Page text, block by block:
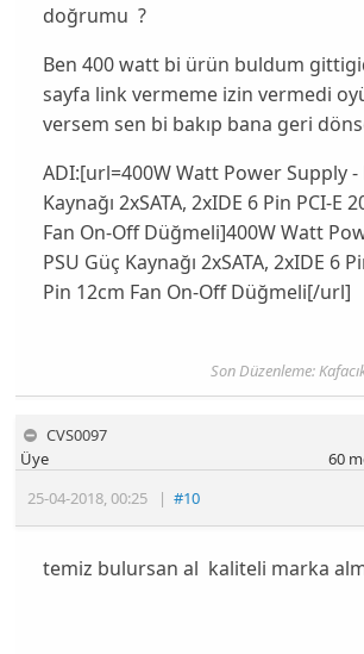
doğrumu ?
Ben 400 watt bi ürün buldum
sayfa link vermeme izin vermedi
versem sen bi bakıp bana geri
ADI:[url=400W Watt Power Supply -
Kaynağı 2xSATA, 2xIDE 6 Pin PCI-E
Fan On-Off Düğmeli]400W Watt
PSU Güç Kaynağı 2xSATA, 2xIDE 6
Pin 12cm Fan On-Off Düğmeli[/url]
Son Düzenleme:
CVS0097
25-04-2018,00:25 |#10
Üye 60
temiz bulursan al kaliteli marka